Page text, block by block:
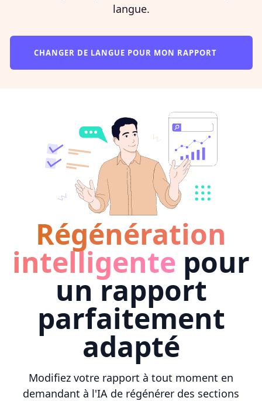
langue.
CHANGER DE LANGUE POUR MON RAPPORT
Régénération
intelligente pour
un rapport
parfaitement
adapté
Modifiez votre rapport à tout moment en
demandant à l'IA de régénérer des sections